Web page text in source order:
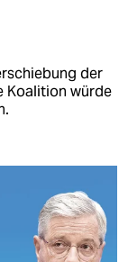
der
Koalition würde